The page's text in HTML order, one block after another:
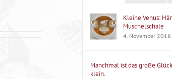
Kleine Venus:
Muschelschale
4. November 2016
Manchmal ist das große
klein.